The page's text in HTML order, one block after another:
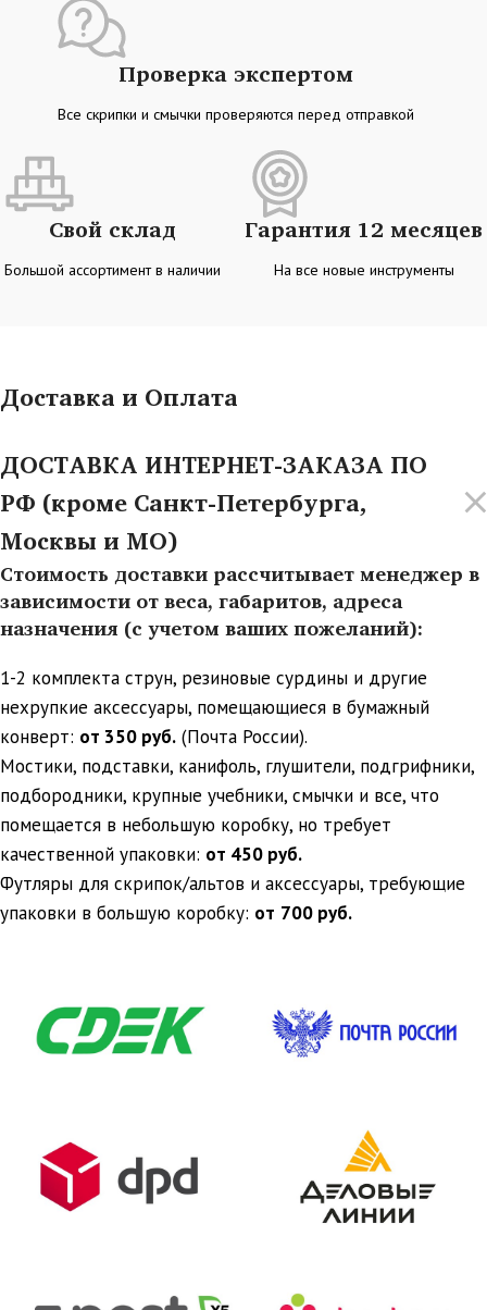
Проверка экспертом
Все скрипки и смычки проверяются перед отправкой
Свой склад
Большой ассортимент в наличии
Гарантия 12 месяцев
На все новые инструменты
Доставка и Оплата
ДОСТАВКА ИНТЕРНЕТ-ЗАКАЗА ПО
РФ (кроме Санкт-Петербурга,
Москвы и МО)
Стоимость доставки рассчитывает менеджер в
зависимости от веса, габаритов, адреса
назначения (с учетом ваших пожеланий):
1-2 комплекта струн, резиновые сурдины и другие
нехрупкие аксессуары, помещающиеся в бумажный
конверт: от 350 руб. (Почта России).
Мостики, подставки, канифоль, глушители, подгрифники,
подбородники, крупные учебники, смычки и все, что
помещается в небольшую коробку, но требует
качественной упаковки: от 450 руб.
Футляры для скрипок/альтов и аксессуары, требующие
упаковки в большую коробку: от 700 руб.